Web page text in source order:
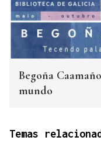
Begoña
mundo
Temas